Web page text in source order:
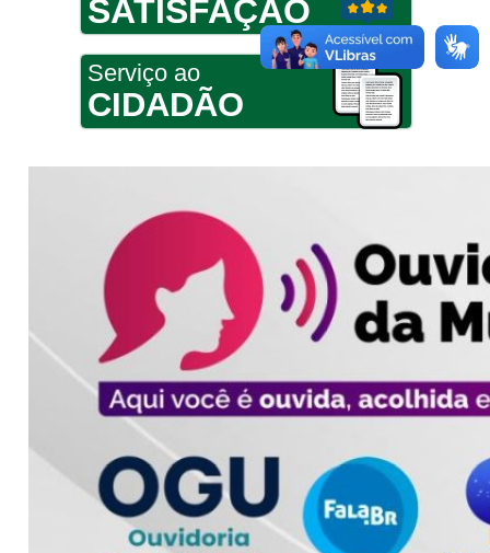
SATISFAÇÃO
Serviço ao
CIDADÃO